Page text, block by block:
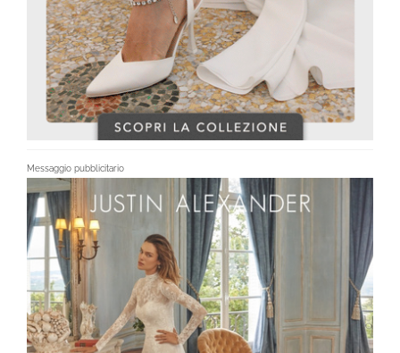
Messaggio pubblicitario